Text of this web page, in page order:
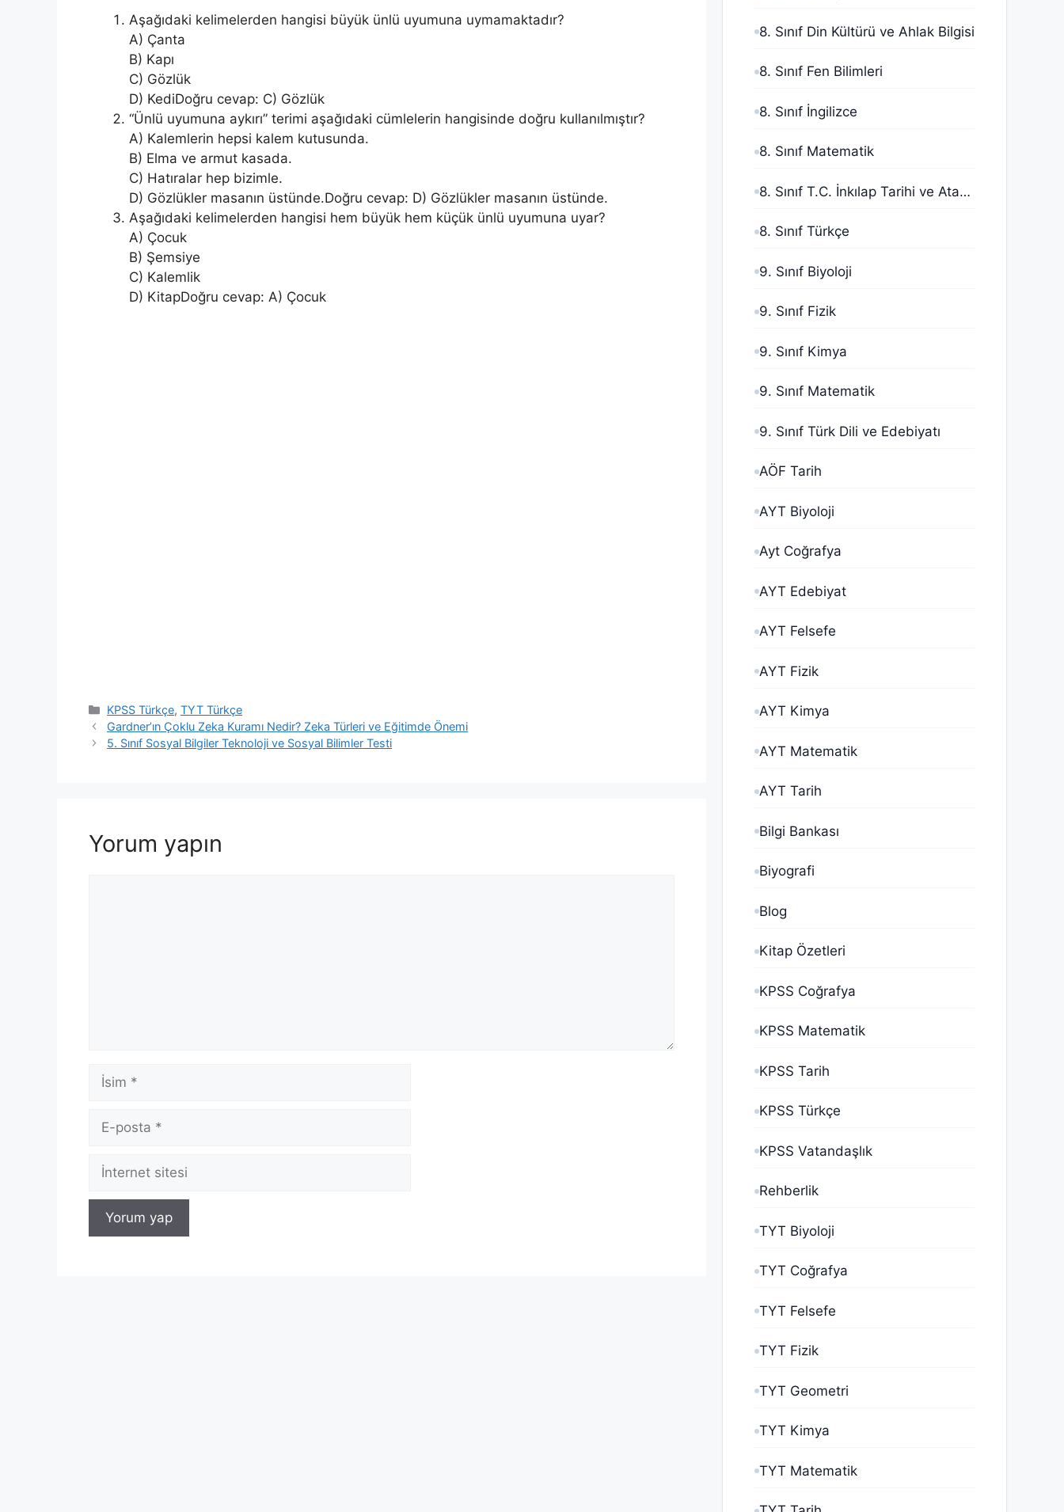
Aşağıdaki kelimelerden hangisi büyük ünlü uyumuna uymamaktadır?
A) Çanta
B) Kapı
C) Gözlük
D) KediDoğru cevap: C) Gözlük
“Ünlü uyumuna aykırı” terimi aşağıdaki cümlelerin hangisinde doğru kullanılmıştır?
A) Kalemlerin hepsi kalem kutusunda.
B) Elma ve armut kasada.
C) Hatıralar hep bizimle.
D) Gözlükler masanın üstünde.Doğru cevap: D) Gözlükler masanın üstünde.
Aşağıdaki kelimelerden hangisi hem büyük hem küçük ünlü uyumuna uyar?
A) Çocuk
B) Şemsiye
C) Kalemlik
D) KitapDoğru cevap: A) Çocuk
Kategoriler
KPSS Türkçe,TYT Türkçe
Gardner’ın Çoklu Zeka Kuramı Nedir? Zeka Türleri ve Eğitimde Önemi
5. Sınıf Sosyal Bilgiler Teknoloji ve Sosyal Bilimler Testi
Yorum yapın
İsim
posta
İnternet
sitesi
8. Sınıf Din Kültürü ve Ahlak Bilgisi
8. Sınıf Fen Bilimleri
8. Sınıf İngilizce
8. Sınıf Matematik
8. Sınıf T.C. İnkılap Tarihi ve Atatürkçülük
8. Sınıf Türkçe
9. Sınıf Biyoloji
9. Sınıf Fizik
9. Sınıf Kimya
9. Sınıf Matematik
9. Sınıf Türk Dili ve Edebiyatı
AÖF Tarih
AYT Biyoloji
Ayt Coğrafya
AYT Edebiyat
AYT Felsefe
AYT Fizik
AYT Kimya
AYT Matematik
AYT Tarih
Bilgi Bankası
Biyografi
Blog
Kitap Özetleri
KPSS Coğrafya
KPSS Matematik
KPSS Tarih
KPSS Türkçe
KPSS Vatandaşlık
Rehberlik
TYT Biyoloji
TYT Coğrafya
TYT Felsefe
TYT Fizik
TYT Geometri
TYT Kimya
TYT Matematik